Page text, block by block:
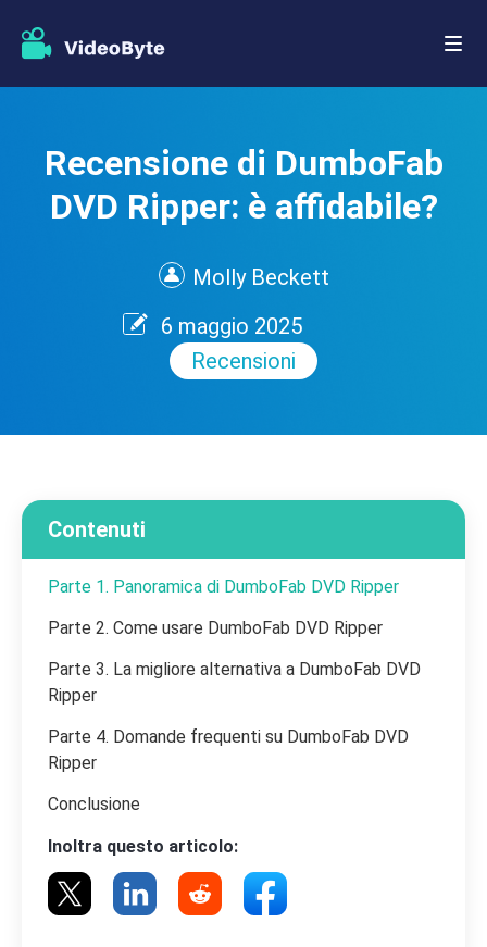
Recensione di DumboFab
DVD Ripper: è affidabile?
Molly Beckett
6 maggio 2025
Recensioni
Contenuti
Parte 1. Panoramica di DumboFab DVD Ripper
Parte 2. Come usare DumboFab DVD Ripper
Parte 3. La migliore alternativa a DumboFab DVD
Ripper
Parte 4. Domande frequenti su DumboFab DVD
Ripper
Conclusione
Inoltra questo articolo: